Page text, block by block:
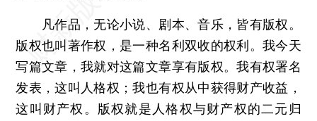
凡作品，无论小说、剧本、音乐，皆有版权。
版权也叫著作权，是一种名利双收的权利。我今天
写篇文章，我就对这篇文章享有版权。我有权署名
发表，这叫人格权；我也有权从中获得财产收益，
这叫财产权。版权就是人格权与财产权的二元归